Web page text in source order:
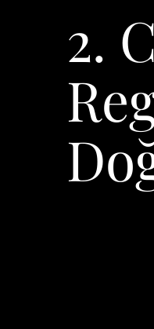
2.